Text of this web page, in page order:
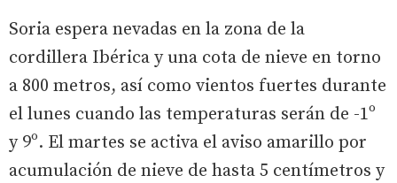
Soria espera nevadas en la zona de la
cordillera Ibérica y una cota de nieve en torno
a 800 metros, así como vientos fuertes durante
el lunes cuando las temperaturas serán de -1º
y 9º. El martes se activa el aviso amarillo por
acumulación de nieve de hasta 5 centímetros y